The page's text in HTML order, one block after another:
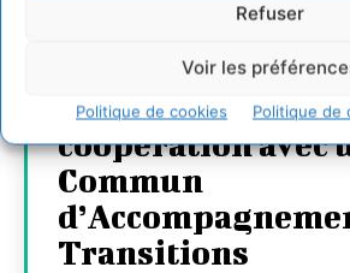
Refuser
Voir les
Politique de cookies Politique de
territoires par le
dialogue et la
coopération avec
Commun
Transitions